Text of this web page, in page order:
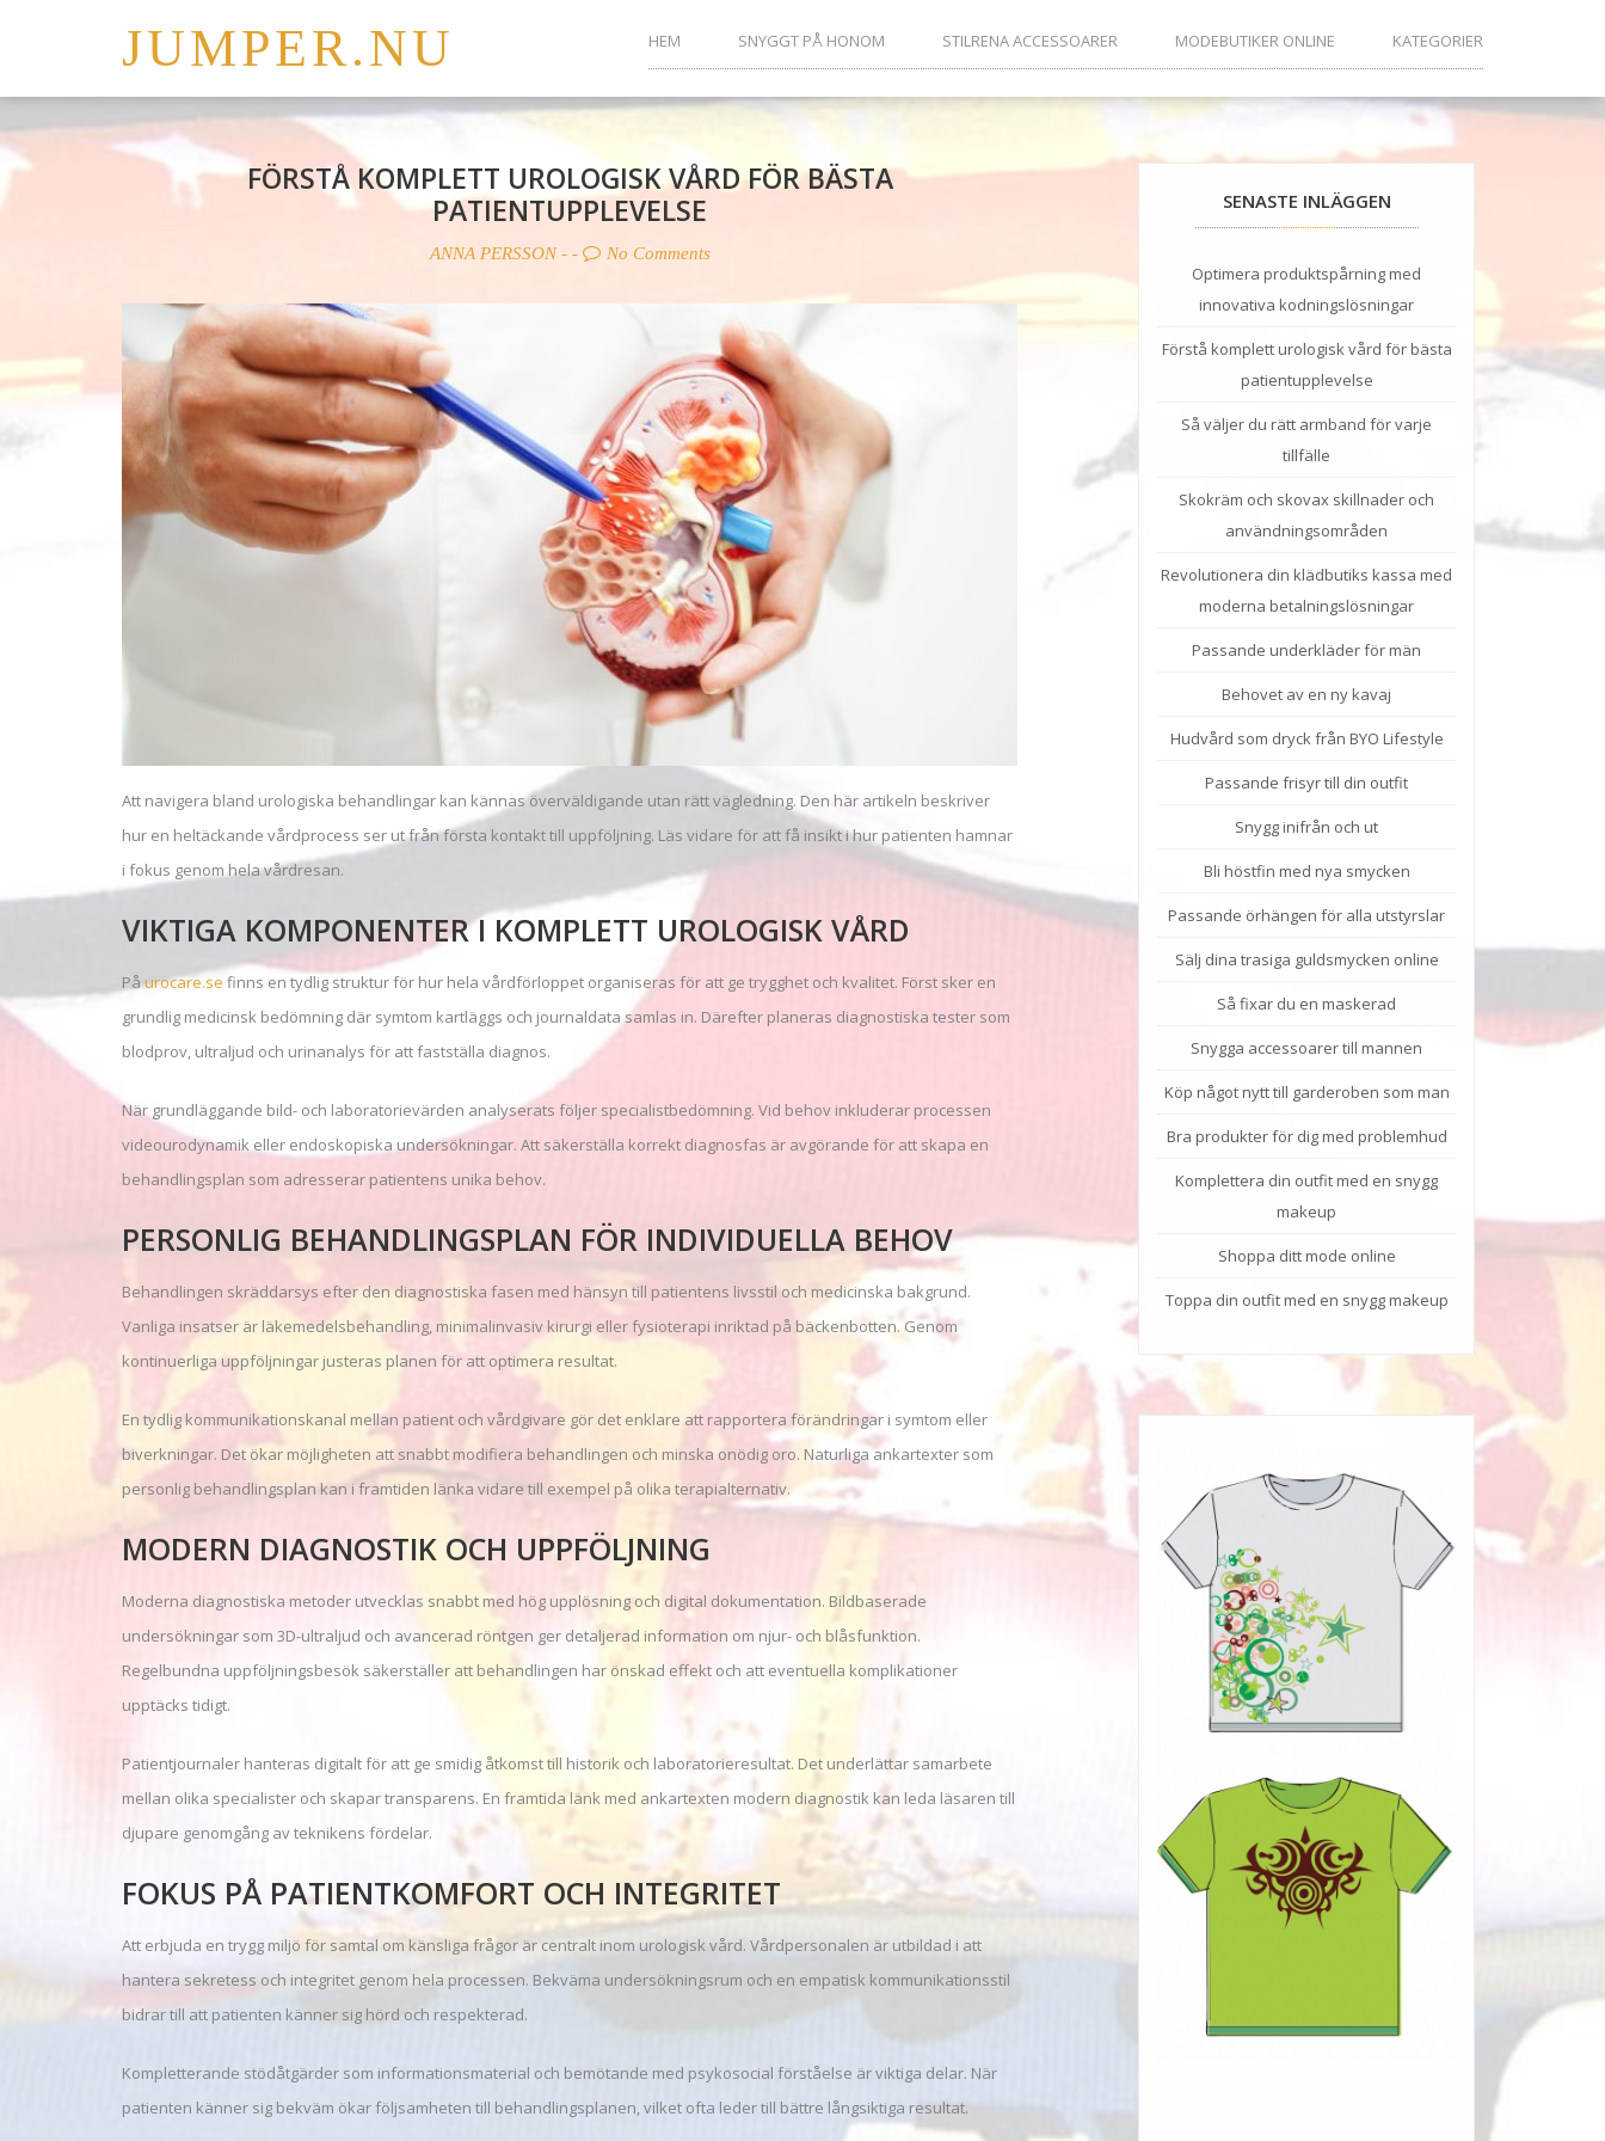
JUMPER.NU HEM SNYGGT PÅ HONOM STILRENA ACCESSOARER MODEBUTIKER ONLINE KATEGORIER
FÖRSTÅ KOMPLETT UROLOGISK VÅRD FÖR BÄSTA
PATIENTUPPLEVELSE
ANNA PERSSON- - No Comments
Att navigera bland urologiska behandlingar kan kännas överväldigande utan rätt vägledning. Den här artikeln beskriver
hur en heltäckande vårdprocess ser ut från första kontakt till uppföljning. Läs vidare för att få insikt i hur patienten hamnar
i fokus genom hela vårdresan.
VIKTIGA KOMPONENTER I KOMPLETT UROLOGISK VÅRD
Påurocare.se finns en tydlig struktur för hur hela vårdförloppet organiseras för att ge trygghet och kvalitet. Först sker en
grundlig medicinsk bedömning där symtom kartläggs och journaldata samlas in. Därefter planeras diagnostiska tester som
blodprov, ultraljud och urinanalys för att fastställa diagnos.
När grundläggande bild- och laboratorievärden analyserats följer specialistbedömning. Vid behov inkluderar processen
videourodynamik eller endoskopiska undersökningar. Att säkerställa korrekt diagnosfas är avgörande för att skapa en
behandlingsplan som adresserar patientens unika behov.
PERSONLIG BEHANDLINGSPLAN FÖR INDIVIDUELLA BEHOV
Behandlingen skräddarsys efter den diagnostiska fasen med hänsyn till patientens livsstil och medicinska bakgrund.
Vanliga insatser är läkemedelsbehandling, minimalinvasiv kirurgi eller fysioterapi inriktad på bäckenbotten. Genom
kontinuerliga uppföljningar justeras planen för att optimera resultat.
En tydlig kommunikationskanal mellan patient och vårdgivare gör det enklare att rapportera förändringar i symtom eller
biverkningar. Det ökar möjligheten att snabbt modifiera behandlingen och minska onödig oro. Naturliga ankartexter som
personlig behandlingsplan kan i framtiden länka vidare till exempel på olika terapialternativ.
MODERN DIAGNOSTIK OCH UPPFÖLJNING
Moderna diagnostiska metoder utvecklas snabbt med hög upplösning och digital dokumentation. Bildbaserade
undersökningar som 3D-ultraljud och avancerad röntgen ger detaljerad information om njur- och blåsfunktion.
Regelbundna uppföljningsbesök säkerställer att behandlingen har önskad effekt och att eventuella komplikationer
upptäcks tidigt.
Patientjournaler hanteras digitalt för att ge smidig åtkomst till historik och laboratorieresultat. Det underlättar samarbete
mellan olika specialister och skapar transparens. En framtida länk med ankartexten modern diagnostik kan leda läsaren till
djupare genomgång av teknikens fördelar.
FOKUS PÅ PATIENTKOMFORT OCH INTEGRITET
Att erbjuda en trygg miljö för samtal om känsliga frågor är centralt inom urologisk vård. Vårdpersonalen är utbildad i att
hantera sekretess och integritet genom hela processen. Bekväma undersökningsrum och en empatisk kommunikationsstil
bidrar till att patienten känner sig hörd och respekterad.
Kompletterande stödåtgärder som informationsmaterial och bemötande med psykosocial förståelse är viktiga delar. När
patienten känner sig bekväm ökar följsamheten till behandlingsplanen, vilket ofta leder till bättre långsiktiga resultat.
SENASTE INLÄGGEN
Optimera produktspårning med
innovativa kodningslösningar
Förstå komplett urologisk vård för bästa
patientupplevelse
Så väljer du rätt armband för varje
tillfälle
Skokräm och skovax skillnader och
användningsområden
Revolutionera din klädbutiks kassa med
moderna betalningslösningar
Passande underkläder för män
Behovet av en ny kavaj
Hudvård som dryck från BYO Lifestyle
Passande frisyr till din outfit
Snygg inifrån och ut
Bli höstfin med nya smycken
Passande örhängen för alla utstyrslar
Sälj dina trasiga guldsmycken online
Så fixar du en maskerad
Snygga accessoarer till mannen
Köp något nytt till garderoben som man
Bra produkter för dig med problemhud
Komplettera din outfit med en snygg
makeup
Shoppa ditt mode online
Toppa din outfit med en snygg makeup